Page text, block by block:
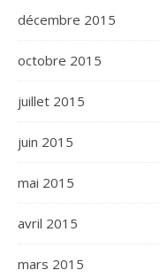
décembre 2015
octobre 2015
juillet 2015
juin 2015
mai 2015
avril 2015
mars 2015